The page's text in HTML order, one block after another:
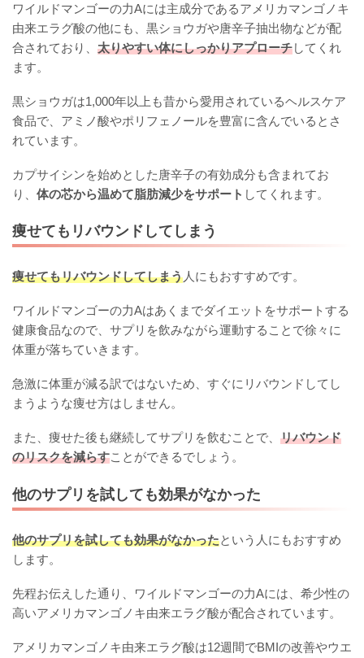
ワイルドマンゴーの力Aには主成分であるアメリカマンゴノキ
由来エラグ酸の他にも、黒ショウガや唐辛子抽出物などが配
合されており、 太りやすい体にしっかりアプローチしてくれ
ます。
黒ショウガは1,000年以上も昔から愛用されているヘルスケア
食品で、アミノ酸やポリフェノールを豊富に含んでいるとさ
れています。
カプサイシンを始めとした唐辛子の有効成分も含まれてお
り、 体の芯から温めて脂肪減少をサポート してくれます。
痩せてもリバウンドしてしまう
痩せてもリバウンドしてしまう人にもおすすめです。
ワイルドマンゴーの力Aはあくまでダイエットをサポートする
健康食品なので、サプリを飲みながら運動することで徐々に
体重が落ちていきます。
急激に体重が減る訳ではないため、すぐにリバウンドしてし
まうような痩せ方はしません。
また、痩せた後も継続してサプリを飲むことで、 リバウンド
のリスクを減らすことができるでしょう。
他のサプリを試しても効果がなかった
他のサプリを試しても効果がなかったという人にもおすすめ
します。
先程お伝えした通り、ワイルドマンゴーの力Aには、希少性の
高いアメリカマンゴノキ由来エラグ酸が配合されています。
アメリカマンゴノキ由来エラグ酸は12週間でBMIの改善やウエ